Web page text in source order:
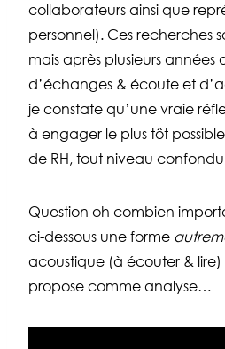
collaborateurs ainsi que
personnel). Ces recherches
mais après plusieurs années
d’échanges & écoute et
je constate qu’une vraie
à engager le plus tôt
de RH, tout niveau
Question oh combien
ci-dessous une forme
acoustique (à écouter & lire)
propose comme analyse…